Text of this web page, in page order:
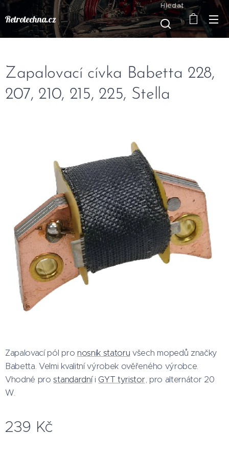
Retrotechna.cz
Hledat
Zapalovací cívka Babetta 228,
207, 210, 215, 225, Stella
Zapalovací pól pro nosník statoru všech mopedů značky
Babetta. Velmi kvalitní výrobek ověřeného výrobce.
Vhodné prostandardníi GYT tyristor, pro alternátor 20
W.
239 Kč